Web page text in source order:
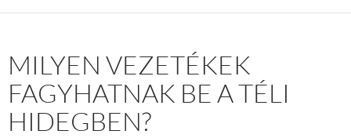
MILYEN VEZETÉKEK
FAGYHATNAK BE A TÉLI
HIDEGBEN?